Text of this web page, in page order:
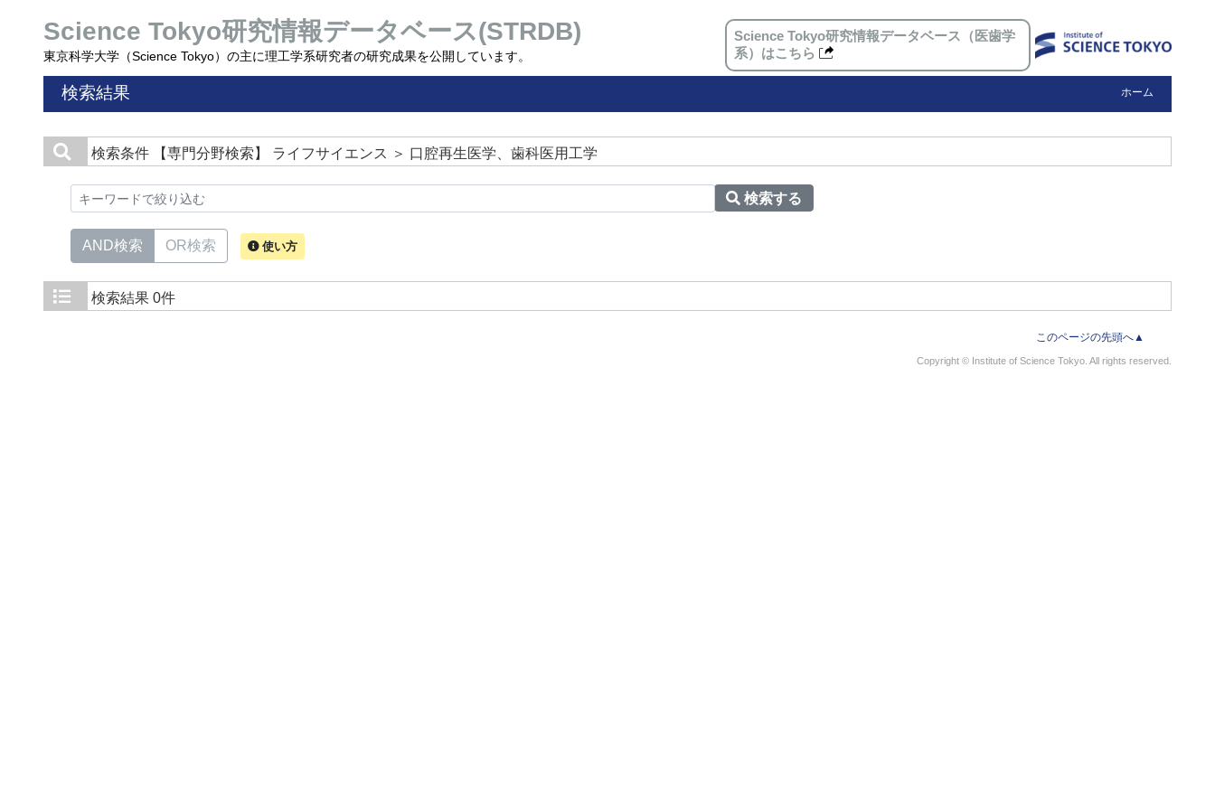
Science Tokyo研究情報データベース(STRDB)
東京科学大学（Science Tokyo）の主に理工学系研究者の研究成果を公開しています。
Science Tokyo研究情報データベース（医歯学
系）はこちら
検索結果 ホーム
検索条件 【専門分野検索】 ライフサイエンス ＞ 口腔再生医学、歯科医用工学
検索する
AND検索 OR検索 使い方
検索結果 0件
このページの先頭へ▲
Copyright © Institute of Science Tokyo. All rights reserved.